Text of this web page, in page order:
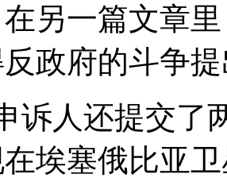
另一篇文章
政府的斗争
诉人还提交了
埃塞俄比亚